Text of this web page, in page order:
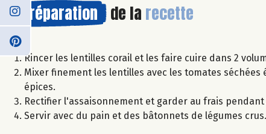
Préparation de la recette
Rincer les lentilles corail et les faire cuire dans 2
Mixer finement les lentilles avec les tomates
épices.
Rectifier l'assaisonnement et garder au frais pendant
Servir avec du pain et des bâtonnets de légumes crus.